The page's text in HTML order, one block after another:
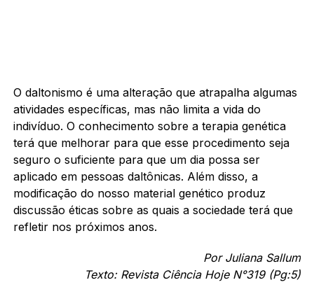
O daltonismo é uma alteração que atrapalha algumas
atividades específicas, mas não limita a vida do
indivíduo. O conhecimento sobre a terapia genética
terá que melhorar para que esse procedimento seja
seguro o suficiente para que um dia possa ser
aplicado em pessoas daltônicas. Além disso, a
modificação do nosso material genético produz
discussão éticas sobre as quais a sociedade terá que
refletir nos próximos anos.
Por Juliana Sallum
Texto: Revista Ciência Hoje N°319 (Pg:5)